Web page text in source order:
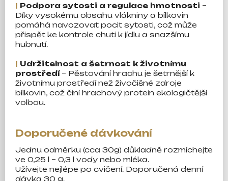
| Podpora sytosti a regulace hmotnosti –
Díky vysokému obsahu vlákniny a bílkovin
pomáhá navozovat pocit sytosti, což může
přispět ke kontrole chuti k jídlu a snazšímu
hubnutí.
| Udržitelnost a šetrnost k životnímu
prostředí – Pěstování hrachu je šetrnější k
životnímu prostředí než živočišné zdroje
bílkovin, což činí hrachový protein ekologičtější
volbou.
Doporučené dávkování
Jednu odměrku (cca 30g) důkladně rozmíchejte
ve 0,25 l – 0,3 l vody nebo mléka.
Užívejte nejlépe po cvičení. Doporučená denní
dávka 30 g.